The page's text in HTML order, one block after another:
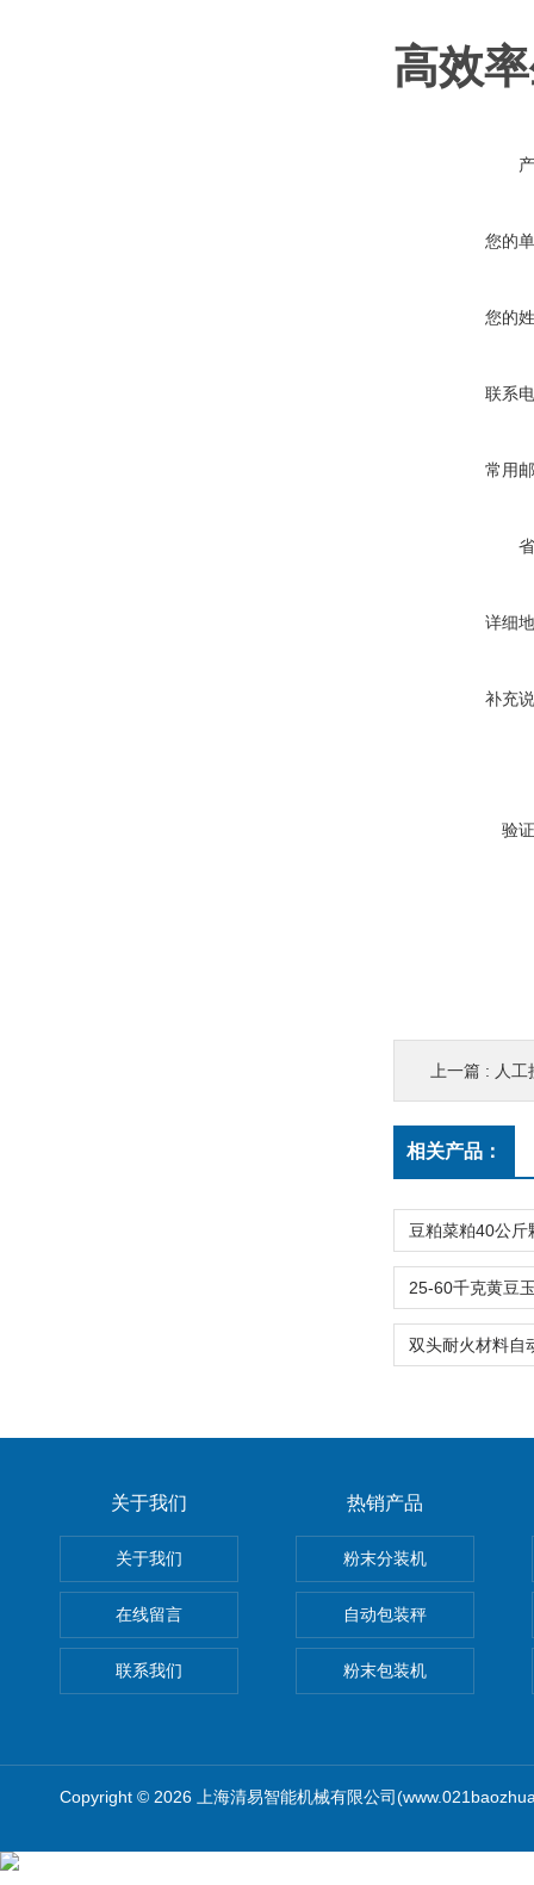
高效
您的
您的
联系
常用
详细
补充
验
上一篇 : 人
相关产品：
关于我们
关于我们
在线留言
联系我们
热销产品
粉末分装机
自动包装秤
粉末包装机
Copyright © 2026 上海清易智能机械有限公司